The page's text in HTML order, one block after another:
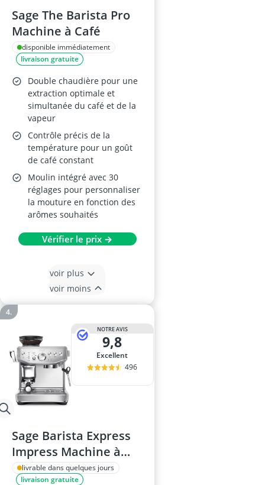
Sage The Barista Pro
Machine à Café
disponible immédiatement
livraison gratuite
Double chaudière pour une
extraction optimale et
simultanée du café et de la
vapeur
Contrôle précis de la
température pour un goût
de café constant
Moulin intégré avec 30
réglages pour personnaliser
la mouture en fonction des
arômes souhaités
Vérifier le prix →
voir plus
voir moins
NOTRE AVIS
9,8
Excellent
496
Sage Barista Express
Impress Machine à
Café
livrable dans quelques jours
livraison gratuite